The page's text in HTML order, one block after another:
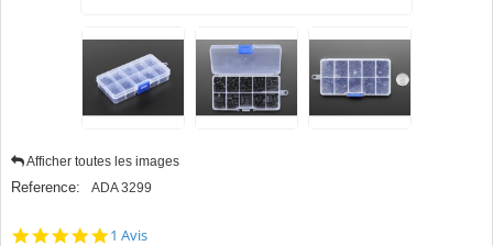
Afficher toutes les images
Reference: ADA 3299
5.0
1 Avis